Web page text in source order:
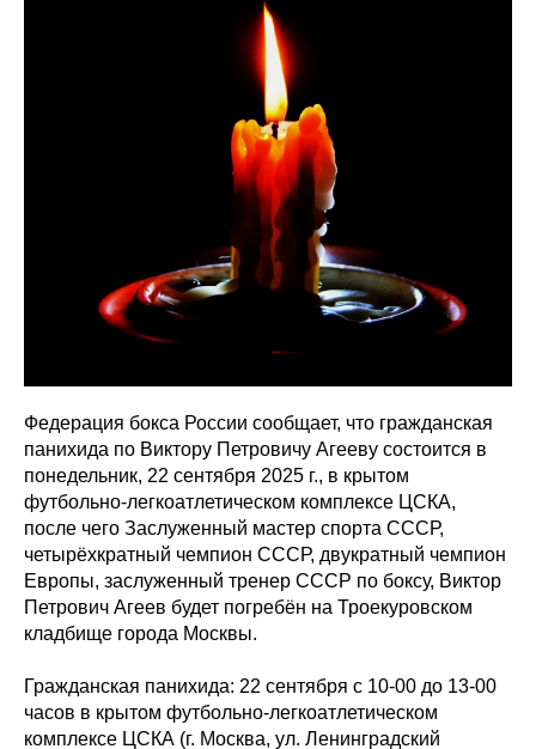
Федерация бокса России сообщает, что гражданская
панихида по Виктору Петровичу Агееву состоится в
понедельник, 22 сентября 2025 г., в крытом
футбольно-легкоатлетическом комплексе ЦСКА,
после чего Заслуженный мастер спорта СССР,
четырёхкратный чемпион СССР, двукратный чемпион
Европы, заслуженный тренер СССР по боксу, Виктор
Петрович Агеев будет погребён на Троекуровском
кладбище города Москвы.
Гражданская панихида: 22 сентября с 10-00 до 13-00
часов в крытом футбольно-легкоатлетическом
комплексе ЦСКА (г. Москва, ул. Ленинградский